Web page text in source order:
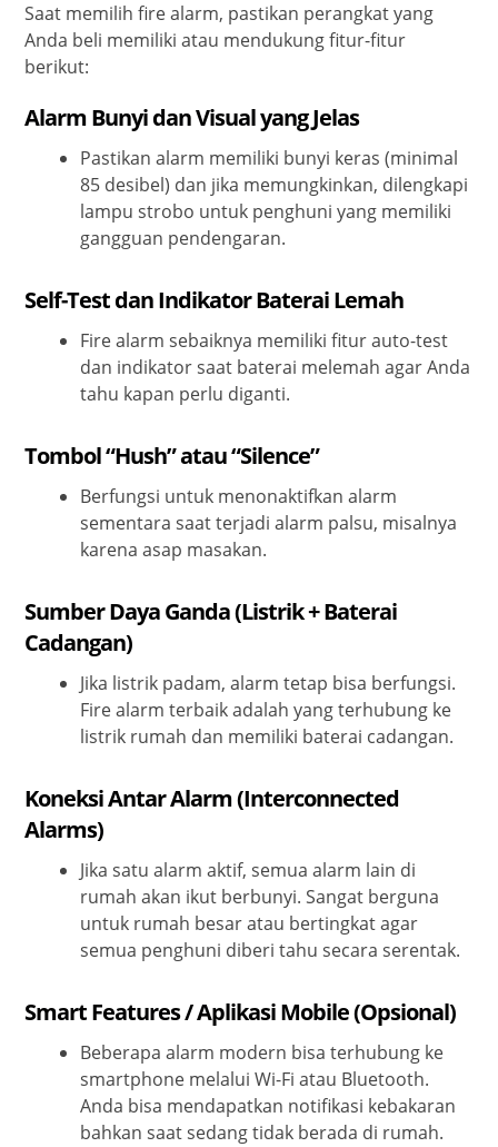
Saat memilih fire alarm, pastikan perangkat yang
Anda beli memiliki atau mendukung fitur-fitur
berikut:
Alarm Bunyi dan Visual yang Jelas
Pastikan alarm memiliki bunyi keras (minimal
85 desibel) dan jika memungkinkan, dilengkapi
lampu strobo untuk penghuni yang memiliki
gangguan pendengaran.
Self-Test dan Indikator Baterai Lemah
Fire alarm sebaiknya memiliki fitur auto-test
dan indikator saat baterai melemah agar Anda
tahu kapan perlu diganti.
Tombol “Hush” atau “Silence”
Berfungsi untuk menonaktifkan alarm
sementara saat terjadi alarm palsu, misalnya
karena asap masakan.
Sumber Daya Ganda (Listrik + Baterai
Cadangan)
Jika listrik padam, alarm tetap bisa berfungsi.
Fire alarm terbaik adalah yang terhubung ke
listrik rumah dan memiliki baterai cadangan.
Koneksi Antar Alarm (Interconnected
Alarms)
Jika satu alarm aktif, semua alarm lain di
rumah akan ikut berbunyi. Sangat berguna
untuk rumah besar atau bertingkat agar
semua penghuni diberi tahu secara serentak.
Smart Features / Aplikasi Mobile (Opsional)
Beberapa alarm modern bisa terhubung ke
smartphone melalui Wi-Fi atau Bluetooth.
Anda bisa mendapatkan notifikasi kebakaran
bahkan saat sedang tidak berada di rumah.